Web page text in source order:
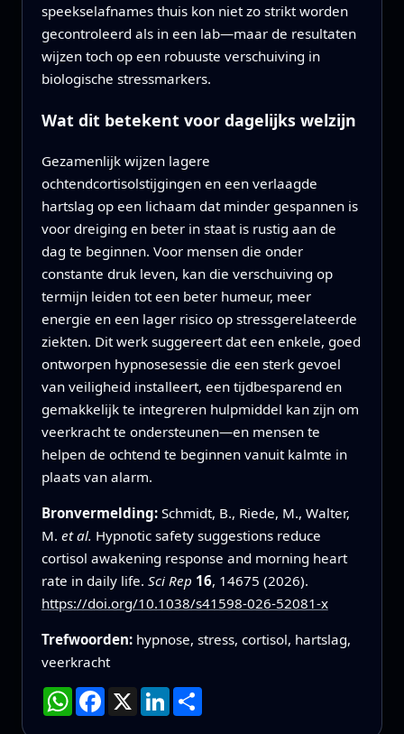
speekselafnames thuis kon niet zo strikt worden
gecontroleerd als in een lab—maar de resultaten
wijzen toch op een robuuste verschuiving in
biologische stressmarkers.
Wat dit betekent voor dagelijks welzijn
Gezamenlijk wijzen lagere
ochtendcortisolstijgingen en een verlaagde
hartslag op een lichaam dat minder gespannen is
voor dreiging en beter in staat is rustig aan de
dag te beginnen. Voor mensen die onder
constante druk leven, kan die verschuiving op
termijn leiden tot een beter humeur, meer
energie en een lager risico op stressgerelateerde
ziekten. Dit werk suggereert dat een enkele, goed
ontworpen hypnosesessie die een sterk gevoel
van veiligheid installeert, een tijdbesparend en
gemakkelijk te integreren hulpmiddel kan zijn om
veerkracht te ondersteunen—en mensen te
helpen de ochtend te beginnen vanuit kalmte in
plaats van alarm.
Bronvermelding: Schmidt, B., Riede, M., Walter,
M. et al. Hypnotic safety suggestions reduce
cortisol awakening response and morning heart
rate in daily life. Sci Rep 16, 14675 (2026).
https://doi.org/10.1038/s41598-026-52081-x
Trefwoorden: hypnose, stress, cortisol, hartslag,
veerkracht
WhatsApp
Facebook
X LinkedIn
Deel